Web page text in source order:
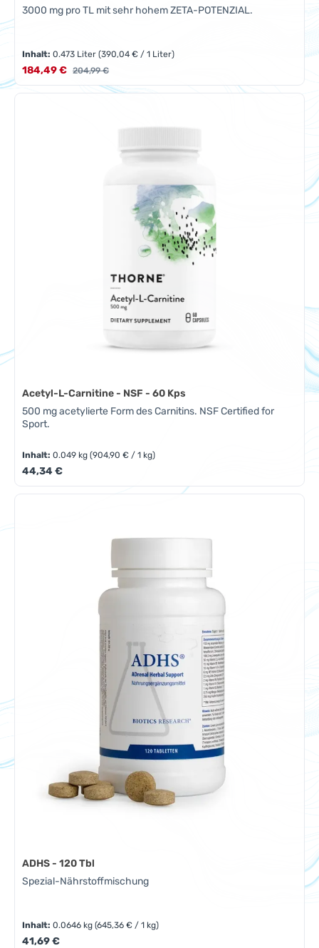
3000 mg pro TL mit sehr hohem ZETA-POTENZIAL.
Inhalt:0.473 Liter(390,04 € / 1 Liter)
Verkaufspreis:
184,49 € Regulärer Preis:
204,99 €
Acetyl-L-Carnitine - NSF - 60 Kps
500 mg acetylierte Form des Carnitins. NSF Certified for
Sport.
Inhalt:0.049 kg(904,90 € / 1 kg)
Regulärer Preis:
44,34 €
ADHS - 120 Tbl
Spezial-Nährstoffmischung
Inhalt:0.0646 kg(645,36 € / 1 kg)
Regulärer Preis:
41,69 €